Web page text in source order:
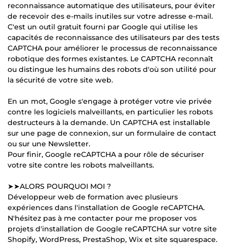
reconnaissance automatique des utilisateurs, pour éviter
de recevoir des e-mails inutiles sur votre adresse e-mail.
C'est un outil gratuit fourni par Google qui utilise les
capacités de reconnaissance des utilisateurs par des tests
CAPTCHA pour améliorer le processus de reconnaissance
robotique des formes existantes. Le CAPTCHA reconnaît
ou distingue les humains des robots d'où son utilité pour
la sécurité de votre site web.
En un mot, Google s'engage à protéger votre vie privée
contre les logiciels malveillants, en particulier les robots
destructeurs à la demande. Un CAPTCHA est installable
sur une page de connexion, sur un formulaire de contact
ou sur une Newsletter.
Pour finir, Google reCAPTCHA a pour rôle de sécuriser
votre site contre les robots malveillants.
➤➤ALORS POURQUOI MOI ?
Développeur web de formation avec plusieurs
expériences dans l'installation de Google reCAPTCHA.
N'hésitez pas à me contacter pour me proposer vos
projets d'installation de Google reCAPTCHA sur votre site
Shopify, WordPress, PrestaShop, Wix et site squarespace.